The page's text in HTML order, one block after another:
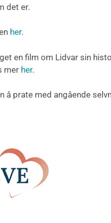
det er.
her.
en film om Lidvar sin
mer her.
å prate med angående